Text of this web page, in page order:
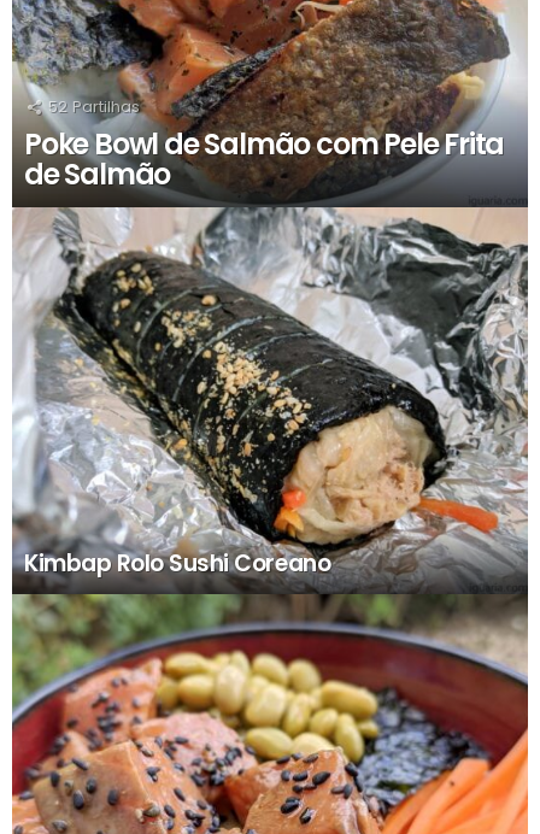
52 Partilhas
Poke Bowl de Salmão com Pele Frita
de Salmão
Kimbap Rolo Sushi Coreano